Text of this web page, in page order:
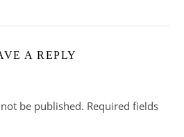
A REPLY
be published. Required fields